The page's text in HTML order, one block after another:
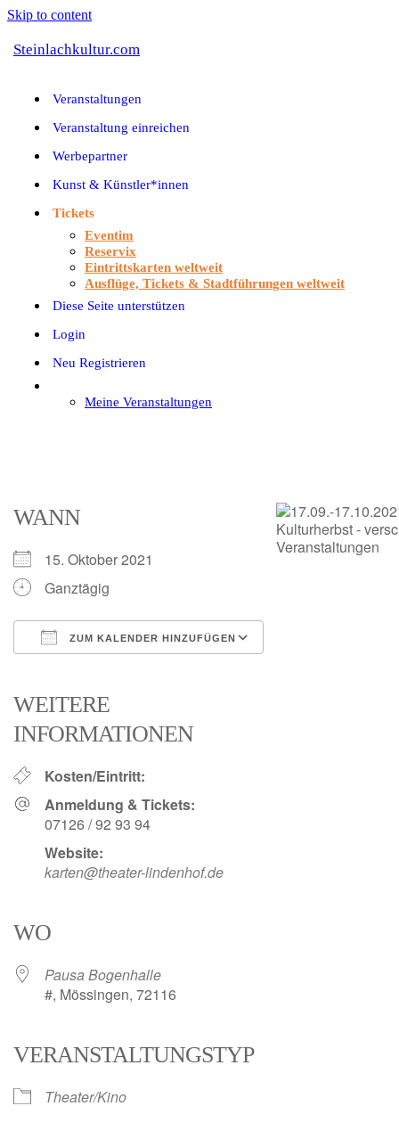
Skip to content
Steinlachkultur.com
Veranstaltungen
Veranstaltung einreichen
Werbepartner
Kunst & Künstler*innen
Tickets
Eventim
Reservix
Eintrittskarten weltweit
Ausflüge, Tickets & Stadtführungen weltweit
Diese Seite unterstützen
Login
Neu Registrieren
Meine Veranstaltungen
WANN
15. Oktober 2021
Ganztägig
ZUM KALENDER HINZUFÜGEN
WEITERE
INFORMATIONEN
Kosten/Eintritt:
Anmeldung & Tickets:
07126 / 92 93 94
Website:
karten@theater-lindenhof.de
WO
Pausa Bogenhalle
#, Mössingen, 72116
VERANSTALTUNGSTYP
Theater/Kino